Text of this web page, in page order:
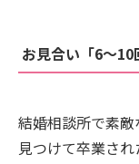
お見合い「6〜10
結婚相談所で素
見つけて卒業され